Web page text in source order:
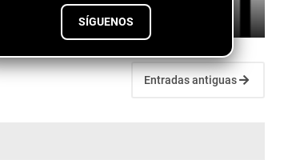
SÍGUENOS
July 27, 2026
Entradas antiguas